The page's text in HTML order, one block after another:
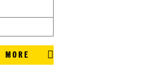
MORE